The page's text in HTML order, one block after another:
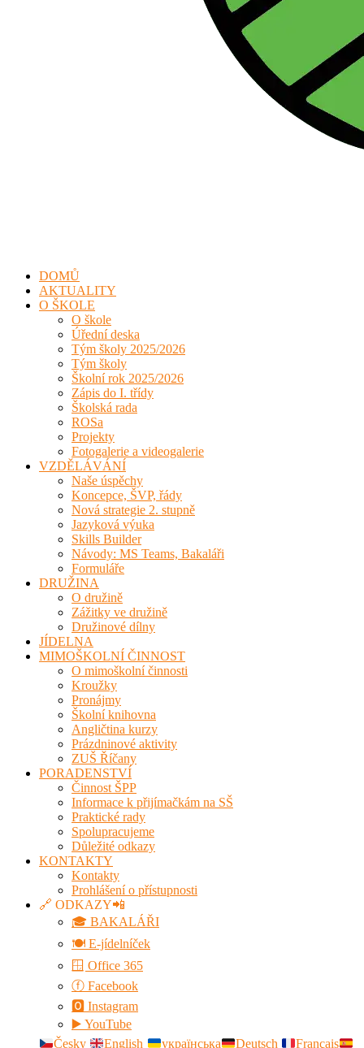
DOMŮ
AKTUALITY
O ŠKOLE
O škole
Úřední deska
Tým školy 2025/2026
Tým školy
Školní rok 2025/2026
Zápis do I. třídy
Školská rada
ROSa
Projekty
Fotogalerie a videogalerie
VZDĚLÁVÁNÍ
Naše úspěchy
Koncepce, ŠVP, řády
Nová strategie 2. stupně
Jazyková výuka
Skills Builder
Návody: MS Teams, Bakaláři
Formuláře
DRUŽINA
O družině
Zážitky ve družině
Družinové dílny
JÍDELNA
MIMOŠKOLNÍ ČINNOST
O mimoškolní činnosti
Kroužky
Pronájmy
Školní knihovna
Angličtina kurzy
Prázdninové aktivity
ZUŠ Říčany
PORADENSTVÍ
Činnost ŠPP
Informace k přijímačkám na SŠ
Praktické rady
Spolupracujeme
Důležité odkazy
KONTAKTY
Kontakty
Prohlášení o přístupnosti
🔗 ODKAZY📲
🎓 BAKALÁŘI
🍽️ E-jídelníček
🪟 Office 365
ⓕ Facebook
🅾 Instagram
▶️ YouTube
Česky
English українська Deutsch
Français